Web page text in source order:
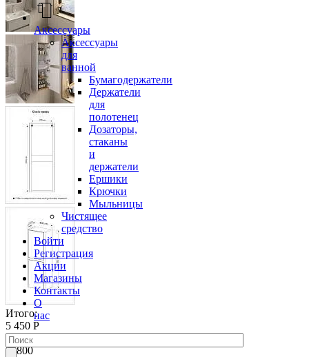
Аксессуары
Аксессуары
для
ванной
Бумагодержатели
Держатели
для
полотенец
Дозаторы,
стаканы
и
держатели
Ершики
Крючки
Мыльницы
Чистящее
средство
Войти
Регистрация
Акции
Магазины
Контакты
О
нас
Итого:
5 450 Р
Добавить опцию
23800